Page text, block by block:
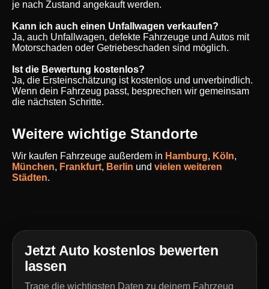
je nach Zustand angekauft werden.
Kann ich auch einen Unfallwagen verkaufen?
Ja, auch Unfallwagen, defekte Fahrzeuge und Autos mit
Motorschaden oder Getriebeschaden sind möglich.
Ist die Bewertung kostenlos?
Ja, die Ersteinschätzung ist kostenlos und unverbindlich.
Wenn dein Fahrzeug passt, besprechen wir gemeinsam
die nächsten Schritte.
Weitere wichtige Standorte
Wir kaufen Fahrzeuge außerdem in Hamburg, Köln,
München, Frankfurt, Berlin und vielen weiteren
Städten.
Jetzt Auto kostenlos bewerten
lassen
Trage die wichtigsten Daten zu deinem Fahrzeug